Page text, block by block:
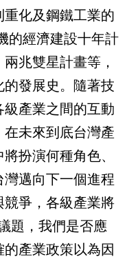
化及鋼鐵工業的
的經濟建設十年計
兆雙星計畫等，
發展史。隨著技
產業之間的互動
未來到底台灣產
扮演何種角色、
邁向下一個進程
競爭，各級產業將
題，我們是否應
產業政策以為因